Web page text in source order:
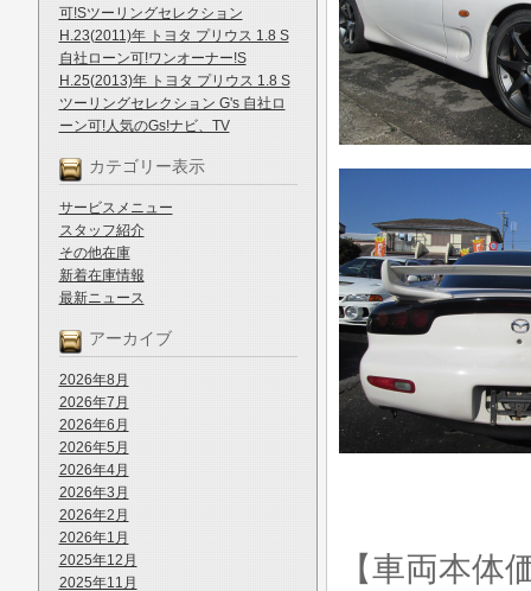
可!Sツーリングセレクション
H.23(2011)年 トヨタ プリウス 1.8 S
自社ローン可!ワンオーナー!S
H.25(2013)年 トヨタ プリウス 1.8 S
ツーリングセレクション G's 自社ロ
ーン可!人気のGs!ナビ、TV
カテゴリー表示
サービスメニュー
スタッフ紹介
その他在庫
新着在庫情報
最新ニュース
アーカイブ
2026年8月
2026年7月
2026年6月
2026年5月
2026年4月
2026年3月
2026年2月
2026年1月
2025年12月
2025年11月
【車両本体